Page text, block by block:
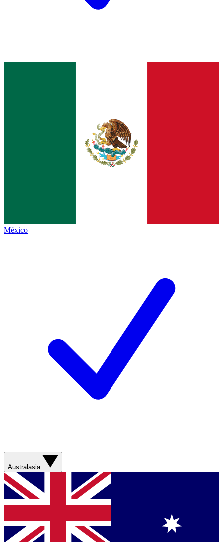
México
Australasia